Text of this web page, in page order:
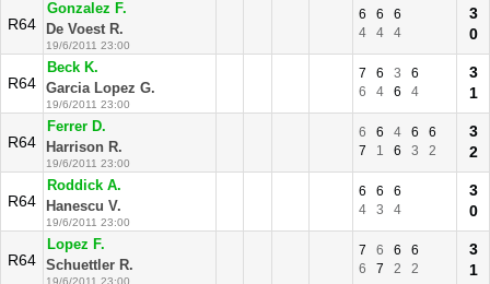
R64
Gonzalez F.
De Voest R.
19/6/2011 23:00
6 6
6
4
4 4
3
0
R64
Beck K.
Garcia Lopez G.
19/6/2011 23:00
7 6 3
6
6
4 6 4
3
1
R64
Ferrer D.
Harrison R.
19/6/2011 23:00
6 6 4 6
6
7
1 6 3 2
3
2
R64
Roddick A.
Hanescu V.
19/6/2011 23:00
6 6
6
4
3 4
3
0
R64
Lopez F.
Schuettler R.
19/6/2011 23:00
7 6 6
6
6
7 2 2
3
1